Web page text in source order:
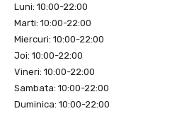
Luni: 10:00-22:00
Marti: 10:00-22:00
Miercuri: 10:00-22:00
Joi: 10:00-22:00
Vineri: 10:00-22:00
Sambata: 10:00-22:00
Duminica: 10:00-22:00